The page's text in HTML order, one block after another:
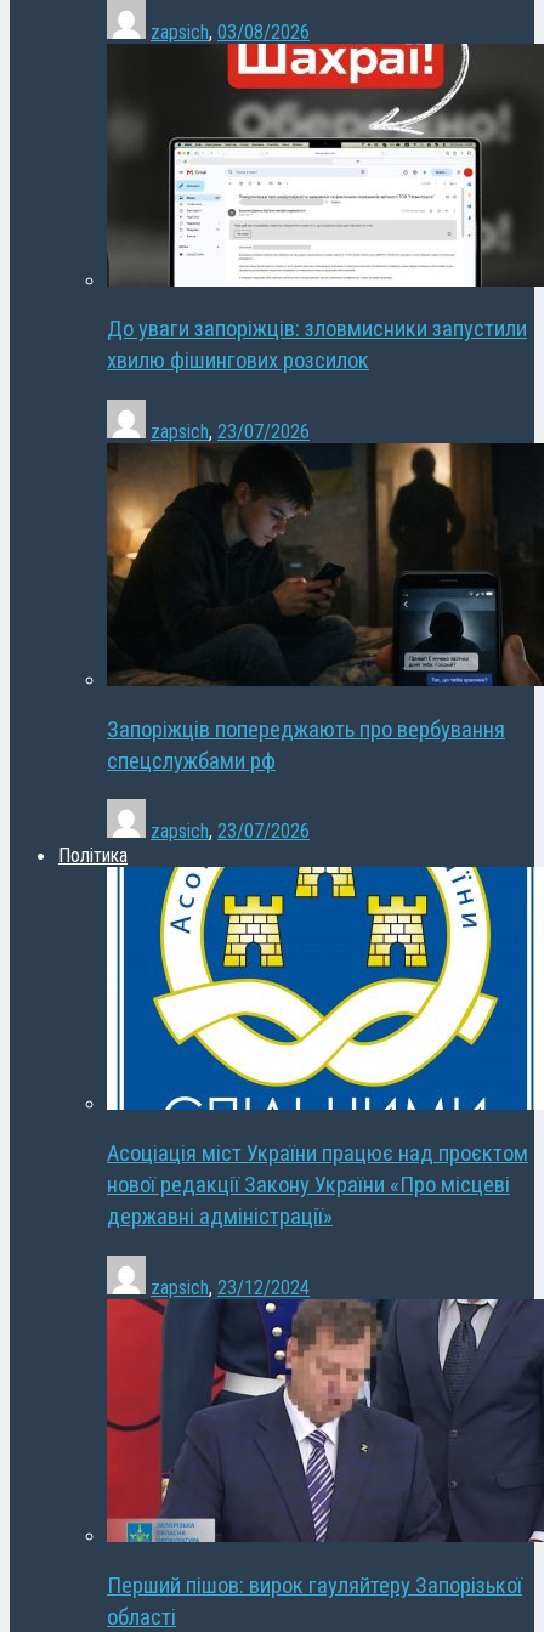
zapsich, 03/08/2026
До уваги запоріжців: зловмисники запустили
хвилю фішингових розсилок
zapsich, 23/07/2026
Запоріжців попереджають про вербування
спецслужбами рф
zapsich, 23/07/2026
Політика
Асоціація міст України працює над проєктом
нової редакції Закону України «Про місцеві
державні адміністрації»
zapsich, 23/12/2024
Перший пішов: вирок гауляйтеру Запорізької
області